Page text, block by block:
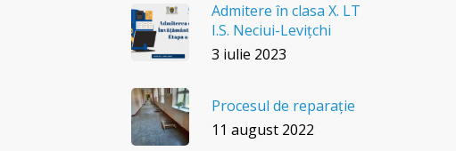
Admitere în clasa X. LT
I.S. Neciui-Levițchi
3 iulie 2023
Procesul de reparație
11 august 2022